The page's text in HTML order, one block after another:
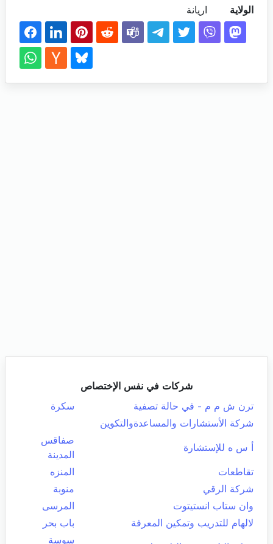
الولاية اريانة
شركات في نفس الإختصاص
ترن ش م م - في حالة تصفية
سكرة
شركة الأستشارات والمساعدةوالتكوين
أ س ه للإستشارة
صفاقس
المدينة
تقاطعات
المنزه
شركة الرقي
منوبة
وان ستاب انستيتوت
المرسى
لالهام للتدريب وتمكين المعرفة
باب بحر
سوسة